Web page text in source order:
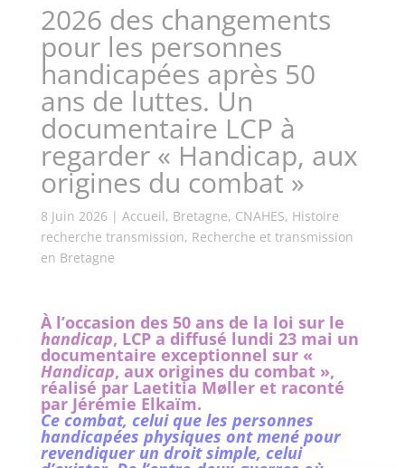
2026 des changements
pour les personnes
handicapées après 50
ans de luttes. Un
documentaire LCP à
regarder « Handicap, aux
origines du combat »
8 Juin 2026 | Accueil, Bretagne, CNAHES, Histoire
recherche transmission, Recherche et transmission
en Bretagne
À l’occasion des 50 ans de la loi sur le
handicap, LCP a diffusé lundi 23 mai un
documentaire exceptionnel sur «
Handicap, aux origines du combat »,
réalisé par Laetitia Møller et raconté
par Jérémie Elkaïm.
Ce combat, celui que les personnes
handicapées physiques ont mené pour
revendiquer un droit simple, celui